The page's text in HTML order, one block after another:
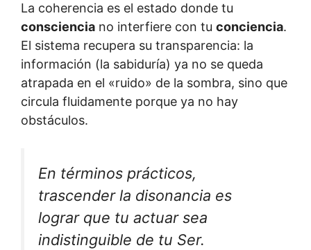
La coherencia es el estado donde tu
consciencia no interfiere con tu conciencia.
El sistema recupera su transparencia: la
información (la sabiduría) ya no se queda
atrapada en el «ruido» de la sombra, sino que
circula fluidamente porque ya no hay
obstáculos.
En términos prácticos,
trascender la disonancia es
lograr que tu actuar sea
indistinguible de tu Ser.